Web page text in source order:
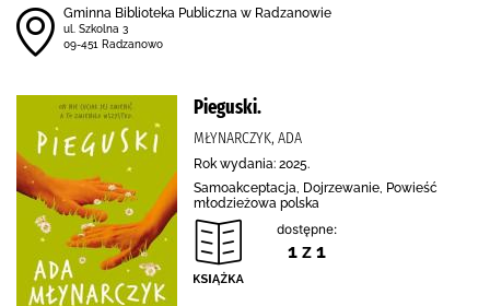
Gminna Biblioteka Publiczna w Radzanowie
ul. Szkolna 3
09-451 Radzanowo
Pieguski.
MŁYNARCZYK, ADA
Rok wydania: 2025.
Samoakceptacja, Dojrzewanie, Powieść
młodzieżowa polska
dostępne:
1 z 1